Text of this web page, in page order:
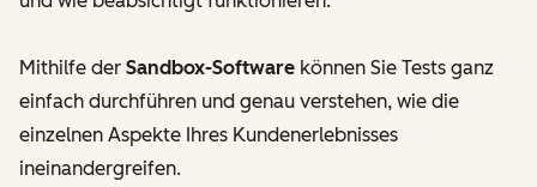
Mithilfe der Sandbox-Software können Sie Tests ganz
einfach durchführen und genau verstehen, wie die
einzelnen Aspekte Ihres Kundenerlebnisses
ineinandergreifen.